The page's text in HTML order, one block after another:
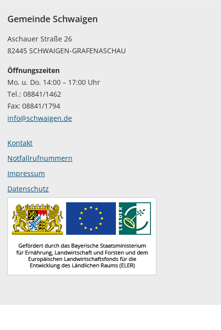
Gemeinde Schwaigen
Aschauer Straße 26
82445 SCHWAIGEN-GRAFENASCHAU
Öffnungszeiten
Mo. u. Do. 14:00 – 17:00 Uhr
Tel.: 08841/1462
Fax: 08841/1794
info@schwaigen.de
Kontakt
Notfallrufnummern
Impressum
Datenschutz